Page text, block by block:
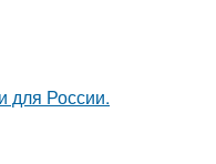
для России.